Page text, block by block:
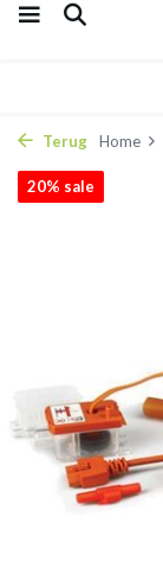
Terug Home
20% sale